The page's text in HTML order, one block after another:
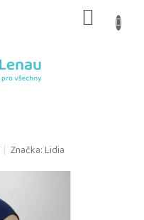
KOŠÍK
Značka:Lidia